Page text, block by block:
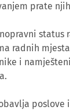
prate
status
radnih
i
obavlja